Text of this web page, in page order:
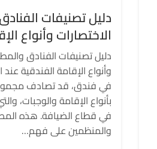
دليل تصنيفات
الاختصارات وأنواع
دليل تصنيفات الفنادق
وأنواع الإقامة الفندقية
في فندق، قد تصادف
بأنواع الإقامة والوجبات،
في قطاع الضيافة. هذه
والمنظمين على فهم…